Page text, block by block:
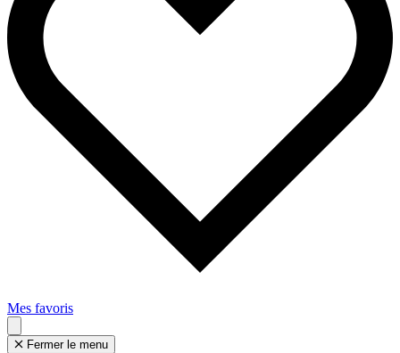
Mes favoris
Fermer le menu